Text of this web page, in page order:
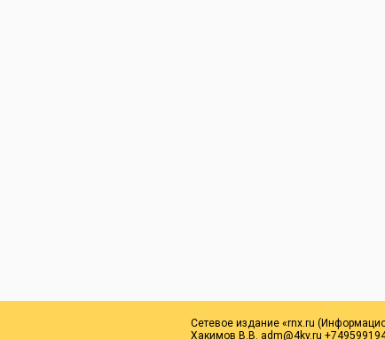
Сетевое издание «rnx.ru
Хакимов В.В. adm@4kv.ru